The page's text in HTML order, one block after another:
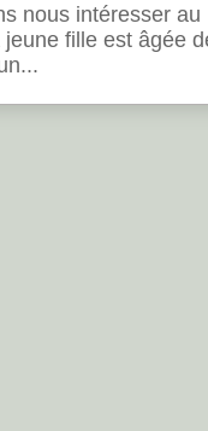
nous intéresser
jeune fille est âgée